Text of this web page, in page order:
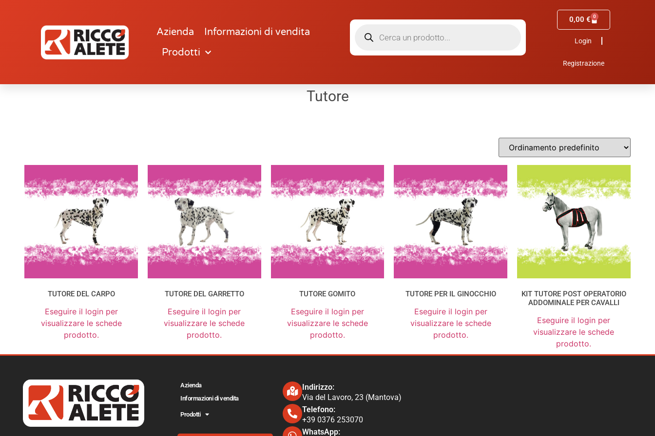
Azienda
Informazioni di vendita
Prodotti
0,00€ 0
Login
Registrazione
Tutore
TUTORE DEL CARPO
Eseguire il login per
visualizzare le schede
prodotto.
TUTORE DEL GARRETTO
Eseguire il login per
visualizzare le schede
prodotto.
TUTORE GOMITO
Eseguire il login per
visualizzare le schede
prodotto.
TUTORE PER IL GINOCCHIO
Eseguire il login per
visualizzare le schede
prodotto.
KIT TUTORE POST OPERATORIO
ADDOMINALE PER CAVALLI
Eseguire il login per
visualizzare le schede
prodotto.
Azienda
Informazioni di vendita
Prodotti
Indirizzo:
Via del Lavoro, 23 (Mantova)
Telefono:
+39 0376 253070​
WhatsApp: